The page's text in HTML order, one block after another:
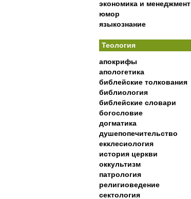
экономика и менеджмент
юмор
языкознание
Теология
апокрифы
апологетика
библейские толкования
библиология
библейские словари
богословие
догматика
душепопечительство
екклесиология
история церкви
оккультизм
патрология
религиоведение
сектология